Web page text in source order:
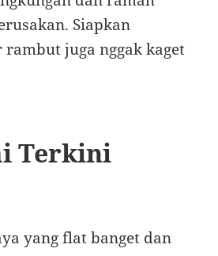
Siapkan
juga nggak kaget
Terkini
yang flat banget dan